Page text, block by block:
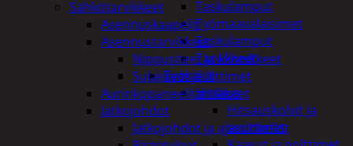
Taskulamput
Työmaavalaisimet
Taskulamput
Tarvikkeet
Työkalut
Hitsaus
Hitsauskolvit ja
suuttimet
Sähkötarvikkeet
Asennuskaapelit
Asennustarvikkeet
Nippusiteet ja kiinnikkeet
Sulakkeet ja liittimet
Aurinkopaneelitarvikkeet
Jatkojohdot
Jatkojohdot ja ajastinkellot